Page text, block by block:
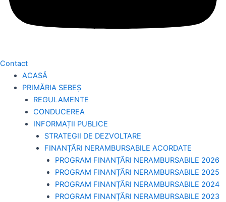
Contact
ACASĂ
PRIMĂRIA SEBEȘ
REGULAMENTE
CONDUCEREA
INFORMAȚII PUBLICE
STRATEGII DE DEZVOLTARE
FINANȚĂRI NERAMBURSABILE ACORDATE
PROGRAM FINANȚĂRI NERAMBURSABILE 2026
PROGRAM FINANȚĂRI NERAMBURSABILE 2025
PROGRAM FINANȚĂRI NERAMBURSABILE 2024
PROGRAM FINANȚĂRI NERAMBURSABILE 2023